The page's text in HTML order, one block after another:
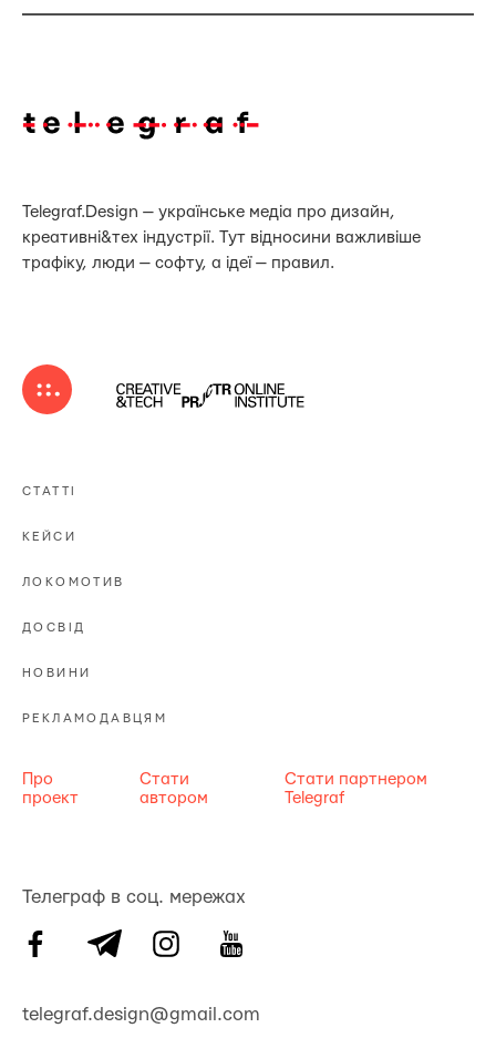
Telegraf.Design — українське медіа про дизайн,
креативні&тех індустрії. Тут відносини важливіше
трафіку, люди — софту, а ідеї — правил.
СТАТТІ
КЕЙСИ
ЛОКОМОТИВ
ДОСВІД
НОВИНИ
РЕКЛАМОДАВЦЯМ
Про
проект
Стати
автором
Стати партнером
Telegraf
Телеграф в соц. мережах
telegraf.design@gmail.com